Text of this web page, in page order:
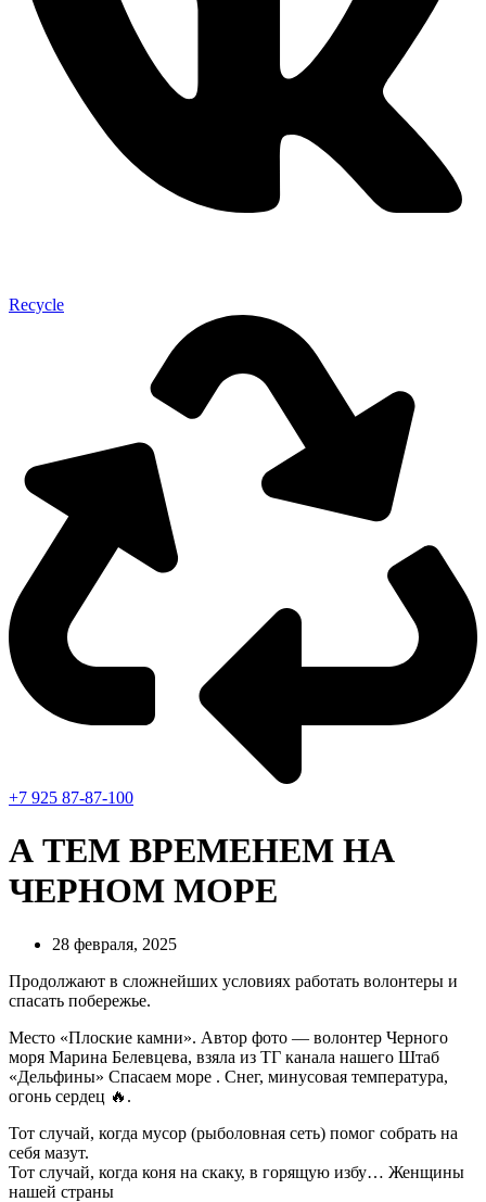
Recycle
+7 925 87-87-100
А ТЕМ ВРЕМЕНЕМ НА
ЧЕРНОМ МОРЕ
28 февраля, 2025
Продолжают в сложнейших условиях работать волонтеры и
спасать побережье.
Место «Плоские камни». Автор фото — волонтер Черного
моря Марина Белевцева, взяла из ТГ канала нашего Штаб
«Дельфины» Спасаем море . Снег, минусовая температура,
огонь сердец 🔥.
Тот случай, когда мусор (рыболовная сеть) помог собрать на
себя мазут.
Тот случай, когда коня на скаку, в горящую избу… Женщины
нашей страны